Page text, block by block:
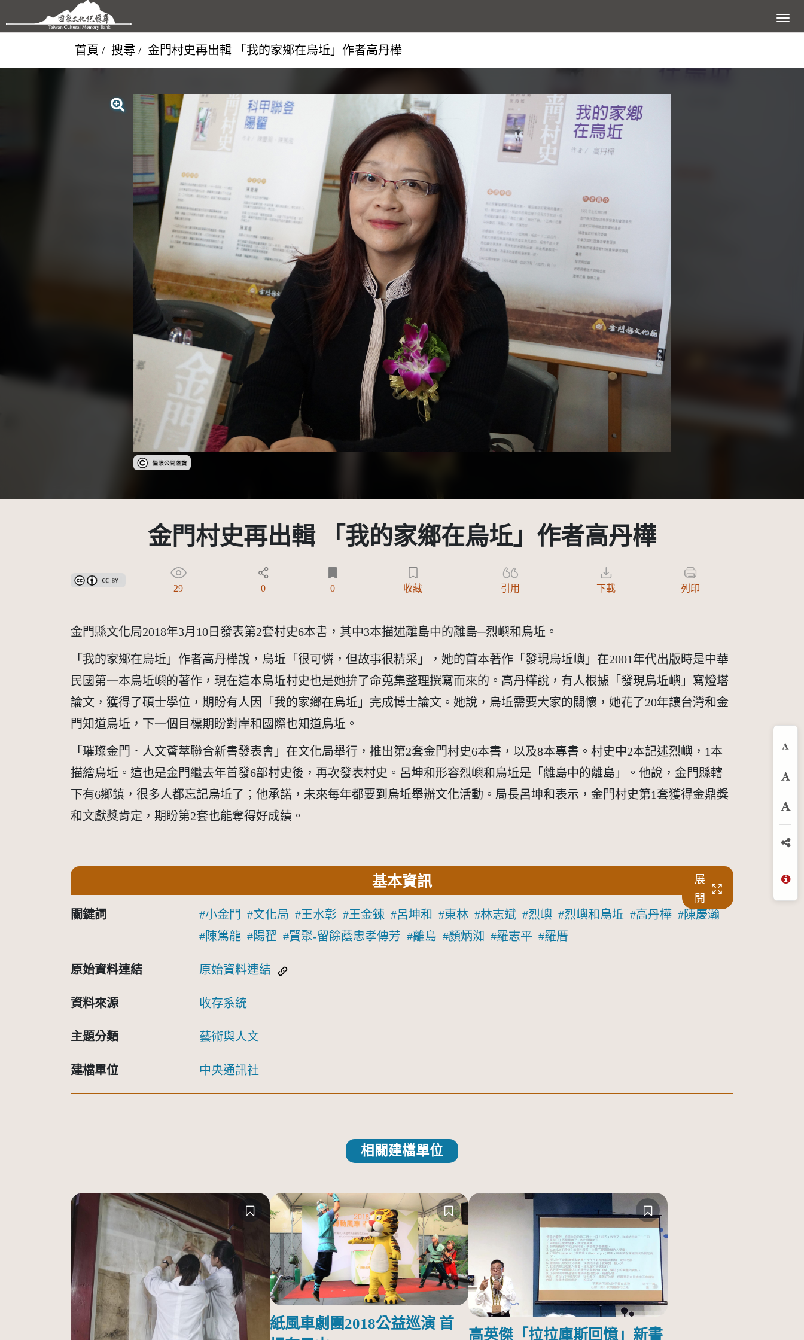
跳到主要內容區塊 展開選
::: 首頁 搜尋 金門村史再出輯 「我的家鄉在烏坵」作者高丹樺
受著作權法保護-僅限於本平台有限度公開瀏覽
金門村史再出輯 「我的家鄉在烏坵」作者高丹樺
創用CC姓名標示 3.0 台灣及其後版本(CC BY 3.0 TW +)
29 0 0 收藏 引用 下載 列印
金門縣文化局2018年3月10日發表第2套村史6本書，其中3本描述離島中的離島─烈嶼和烏坵。
「我的家鄉在烏坵」作者高丹樺說，烏坵「很可憐，但故事很精采」，她的首本著作「發現烏坵嶼」在2001年代出版時是中華
民國第一本烏坵嶼的著作，現在這本烏坵村史也是她拚了命蒐集整理撰寫而來的。高丹樺說，有人根據「發現烏坵嶼」寫燈塔
論文，獲得了碩士學位，期盼有人因「我的家鄉在烏坵」完成博士論文。她說，烏坵需要大家的關懷，她花了20年讓台灣和金
門知道烏坵，下一個目標期盼對岸和國際也知道烏坵。
「璀璨金門．人文薈萃聯合新書發表會」在文化局舉行，推出第2套金門村史6本書，以及8本專書。村史中2本記述烈嶼，1本
描繪烏坵。這也是金門繼去年首發6部村史後，再次發表村史。呂坤和形容烈嶼和烏坵是「離島中的離島」。他說，金門縣轄
下有6鄉鎮，很多人都忘記烏坵了；他承諾，未來每年都要到烏坵舉辦文化活動。局長呂坤和表示，金門村史第1套獲得金鼎獎
和文獻獎肯定，期盼第2套也能奪得好成績。
基本資訊
展
開
關鍵詞 小金門 文化局 王水彰 王金鍊 呂坤和 東林 林志斌 烈嶼 烈嶼和烏坵 高丹樺
陳慶瀚
陳篤龍
陽翟 賢聚-留餘蔭忠孝傳芳 離島 顏炳洳 羅志平 羅厝
原始資料連結 原始資料連結
資料來源 收存系統
主題分類 藝術與人文
建檔單位 中央通訊社
相關建檔單位
紙風車劇團2018公益巡演 首
高英傑「拉拉庫斯回憶」新書
放
分